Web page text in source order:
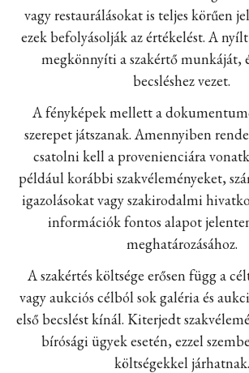
vagy restaurálásokat is teljes körűen
ezek befolyásolják az értékelést. A
megkönnyíti a szakértő munkáját,
becsléshez vezet.
A fényképek mellett a
szerepet játszanak. Amennyiben
csatolni kell a provenienciára
például korábbi szakvéleményeket,
igazolásokat vagy szakirodalmi
információk fontos alapot
meghatározásához.
A szakértés költsége erősen függ a
vagy aukciós célból sok galéria és
első becslést kínál. Kiterjedt
bírósági ügyek esetén, ezzel
költségekkel járhatnak.